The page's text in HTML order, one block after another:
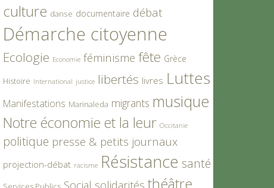
culture danse documentaire débat
Démarche citoyenne
Ecologie Economie féminisme fête Grèce
Histoire International justice libertés livres Luttes
Manifestations Marinaleda migrants musique
Notre économie et la leur Occitanie
politique presse & petits journaux
projection-débat racisme Résistance santé
Social solidarités théâtre